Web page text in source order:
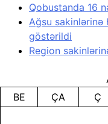
Qobustanda 16
Ağsu
göstərildi
Region
BE
ÇA Ç